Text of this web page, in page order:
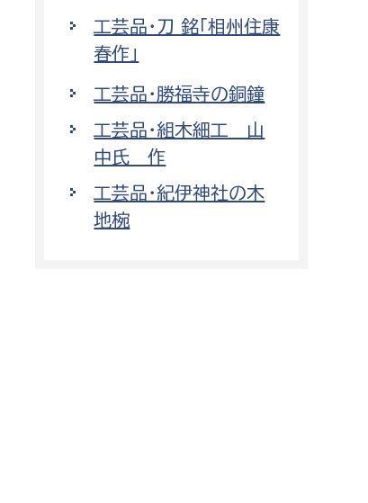
工芸品・刀 銘「相州住康
春作」
工芸品・勝福寺の銅鐘
工芸品・組木細工 山
中氏 作
工芸品・紀伊神社の木
地椀